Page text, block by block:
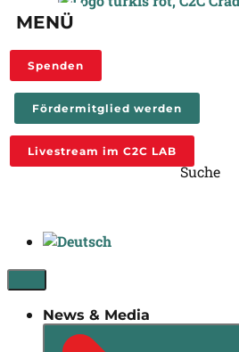
MENÜ
Spenden
Fördermitglied werden
Livestream im C2C LAB
Suche
News & Media